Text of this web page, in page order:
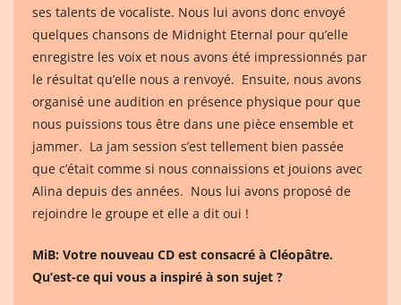
ses talents de vocaliste. Nous lui avons donc envoyé
quelques chansons de Midnight Eternal pour qu’elle
enregistre les voix et nous avons été impressionnés par
le résultat qu’elle nous a renvoyé. Ensuite, nous avons
organisé une audition en présence physique pour que
nous puissions tous être dans une pièce ensemble et
jammer. La jam session s’est tellement bien passée
que c’était comme si nous connaissions et jouions avec
Alina depuis des années. Nous lui avons proposé de
rejoindre le groupe et elle a dit oui !
MiB: Votre nouveau CD est consacré à Cléopâtre.
Qu’est-ce qui vous a inspiré à son sujet ?